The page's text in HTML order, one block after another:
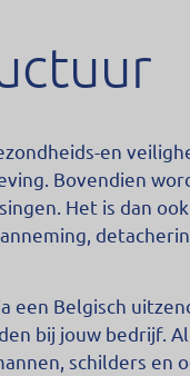
en
Bovendien
Het is dan
een Belgisch
bij jouw bedrijf.
schilders en